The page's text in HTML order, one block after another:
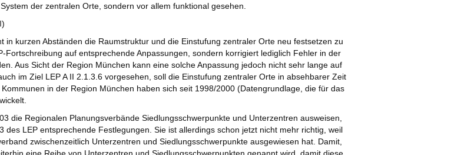
der zentralen Orte, sondern vor allem funktional gesehen.
in kurzen Abständen die Raumstruktur und die Einstufung zentraler Orte neu festsetzen zu
Fortschreibung auf entsprechende Anpassungen, sondern korrigiert lediglich Fehler in der
Aus Sicht der Region München kann eine solche Anpassung jedoch nicht sehr lange auf
im Ziel LEP A II 2.1.3.6 vorgesehen, soll die Einstufung zentraler Orte in absehbarer Zeit
in der Region München haben sich seit 1998/2000 (Datengrundlage, die für das
die Regionalen Planungsverbände Siedlungsschwerpunkte und Unterzentren ausweisen,
des LEP entsprechende Festlegungen. Sie ist allerdings schon jetzt nicht mehr richtig, weil
zwischenzeitlich Unterzentren und Siedlungsschwerpunkte ausgewiesen hat. Damit,